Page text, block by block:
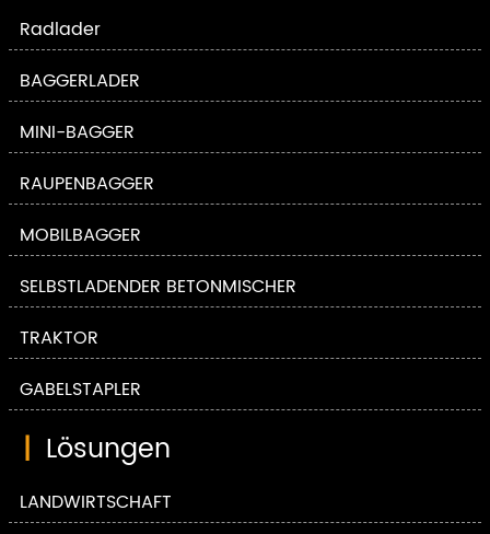
Radlader
BAGGERLADER
MINI-BAGGER
RAUPENBAGGER
MOBILBAGGER
SELBSTLADENDER BETONMISCHER
TRAKTOR
GABELSTAPLER
| Lösungen
LANDWIRTSCHAFT